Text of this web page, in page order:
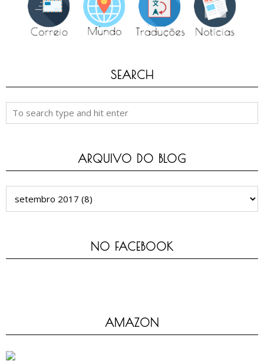
SEARCH
ARQUIVO DO BLOG
NO FACEBOOK
AMAZON